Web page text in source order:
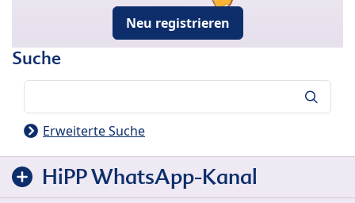
Neu registrieren
Suche
Erweiterte Suche
HiPP WhatsApp-Kanal